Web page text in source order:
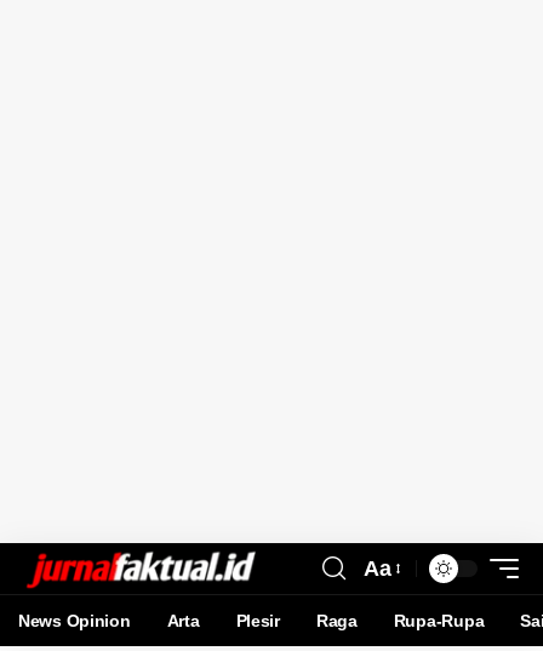
Aa
News Opinion Arta Plesir Raga Rupa-Rupa